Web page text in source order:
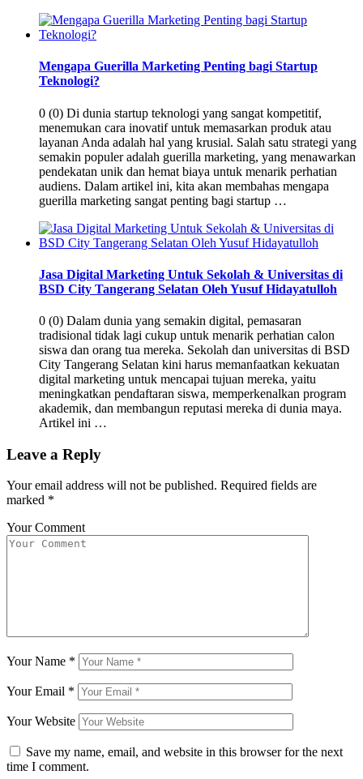
Mengapa Guerilla Marketing Penting bagi Startup
Teknologi?
0 (0) Di dunia startup teknologi yang sangat kompetitif,
menemukan cara inovatif untuk memasarkan produk atau
layanan Anda adalah hal yang krusial. Salah satu strategi yang
semakin populer adalah guerilla marketing, yang menawarkan
pendekatan unik dan hemat biaya untuk menarik perhatian
audiens. Dalam artikel ini, kita akan membahas mengapa
guerilla marketing sangat penting bagi startup …
Jasa Digital Marketing Untuk Sekolah & Universitas di
BSD City Tangerang Selatan Oleh Yusuf Hidayatulloh
0 (0) Dalam dunia yang semakin digital, pemasaran
tradisional tidak lagi cukup untuk menarik perhatian calon
siswa dan orang tua mereka. Sekolah dan universitas di BSD
City Tangerang Selatan kini harus memanfaatkan kekuatan
digital marketing untuk mencapai tujuan mereka, yaitu
meningkatkan pendaftaran siswa, memperkenalkan program
akademik, dan membangun reputasi mereka di dunia maya.
Artikel ini …
Leave a Reply
Your email address will not be published. Required fields are
marked *
Your Comment
Your Name *
Your Email *
Your Website
Save my name, email, and website in this browser for the next
time I comment.